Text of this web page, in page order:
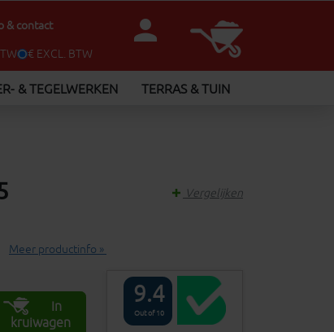
& contact
€ EXCL. BTW
person
& TEGELWERKEN TERRAS & TUIN
Vergelijken
Meer productinfo »
In
kruiwagen
9.4
Out of 10